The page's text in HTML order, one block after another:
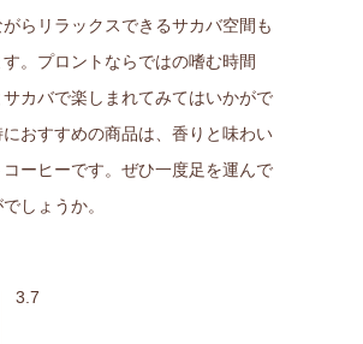
らリラックスできるサカバ空間も
。プロントならではの嗜む時間
カバで楽しまれてみてはいかがで
におすすめの商品は、香りと味わい
ーヒーです。ぜひ一度足を運んで
しょうか。
3.7